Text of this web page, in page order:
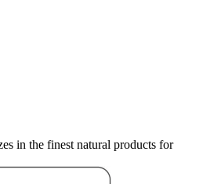
in the finest natural products for